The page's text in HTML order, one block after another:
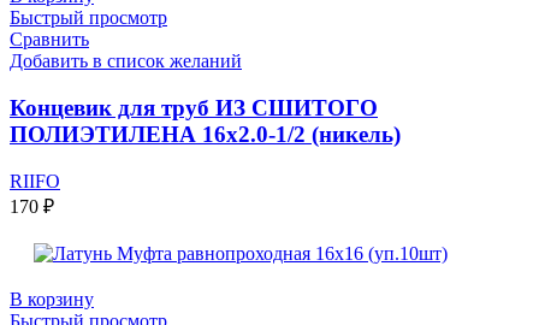
Быстрый просмотр
Сравнить
Добавить в список желаний
Концевик для труб ИЗ СШИТОГО
ПОЛИЭТИЛЕНА 16х2.0-1/2 (никель)
RIIFO
170 ₽
В корзину
Быстрый просмотр